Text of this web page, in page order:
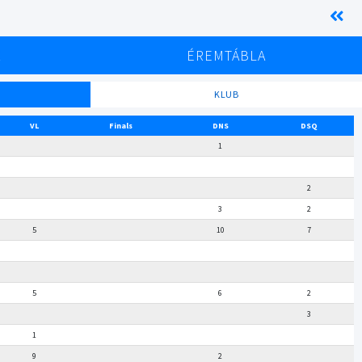
ÉREMTÁBLA
KLUB
VL Finals DNS
DSQ
1
2
3
2
5 10
7
5 6
2
3
1
9
2